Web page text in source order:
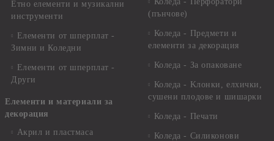
Етно елементи и музикални
инструменти
Елементи от шперплат -
Зимни и Коледни
Елементи от шперплат -
Други
Елементи и материали за
декорация
Акрил и пластмаса
(пънчове)
Коледа - Предмети и
елементи за декорация
Коледа - За опаковане
Коледа - Kлонки, елхички,
сушени плодове и шишарки
Коледа - Печати
Коледа - Силиконови